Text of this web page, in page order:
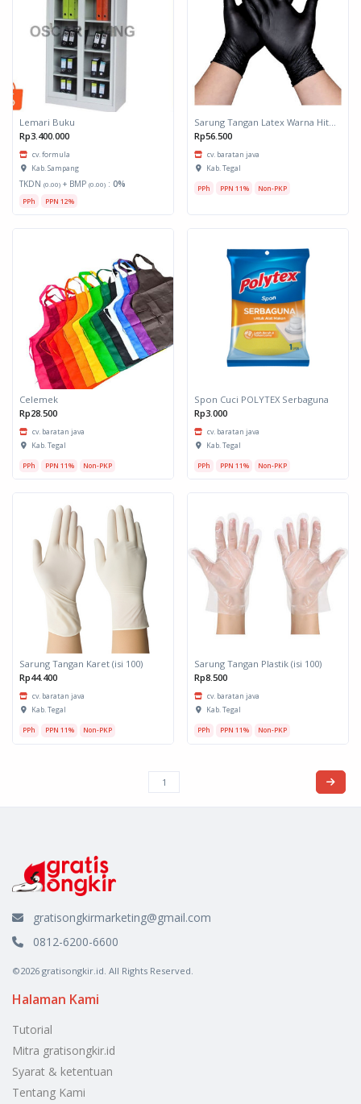
Lemari Buku
Rp3.400.000
cv. formula
Kab. Sampang
TKDN (0.00) + BMP (0.00) : 0%
PPh PPN 12%
Rp56.500
cv. baratan java
Kab. Tegal
PPh PPN 11% Non-PKP
Celemek
Rp28.500
cv. baratan java
Kab. Tegal
PPh PPN 11% Non-PKP
Spon Cuci POLYTEX Serbaguna
Rp3.000
cv. baratan java
Kab. Tegal
PPh PPN 11% Non-PKP
Sarung Tangan Karet (isi 100)
Rp44.400
cv. baratan java
Kab. Tegal
PPh PPN 11% Non-PKP
Sarung Tangan Plastik (isi 100)
Rp8.500
cv. baratan java
Kab. Tegal
PPh PPN 11% Non-PKP
gratisongkirmarketing@gmail.com
0812-6200-6600
©2026 gratisongkir.id. All Rights Reserved.
Halaman Kami
Tutorial
Mitra gratisongkir.id
Syarat & ketentuan
Tentang Kami